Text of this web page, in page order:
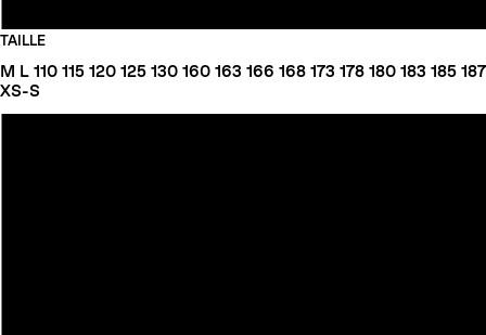
TAILLE
M L 110 115 120 125 130 160 163 166 168 173 178 180 183 185 187
XS-S